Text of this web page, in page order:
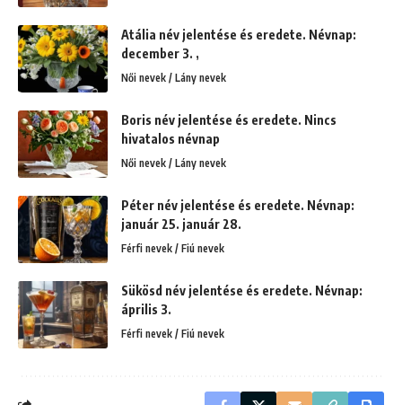
Atália név jelentése és eredete. Névnap:
december 3. ,
Női nevek / Lány nevek
Boris név jelentése és eredete. Nincs
hivatalos névnap
Női nevek / Lány nevek
Péter név jelentése és eredete. Névnap:
január 25. január 28.
Férfi nevek / Fiú nevek
Sükösd név jelentése és eredete. Névnap:
április 3.
Férfi nevek / Fiú nevek